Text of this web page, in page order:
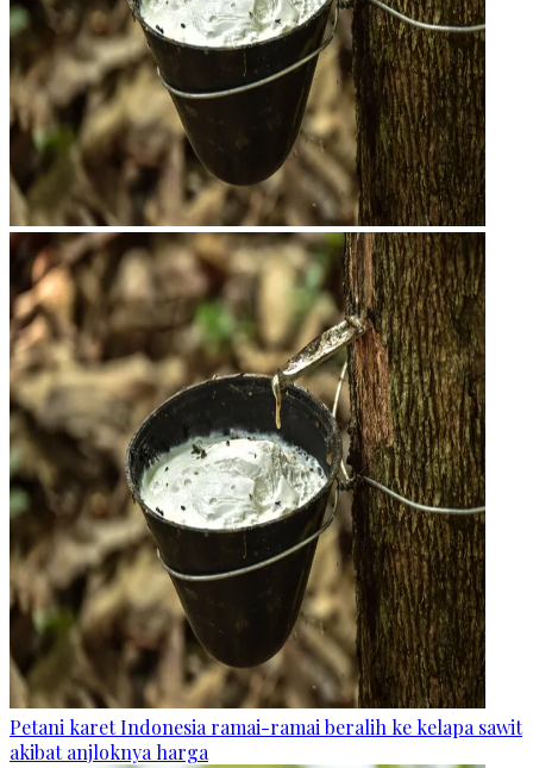
Petani karet Indonesia ramai-ramai beralih ke kelapa sawit
akibat anjloknya harga